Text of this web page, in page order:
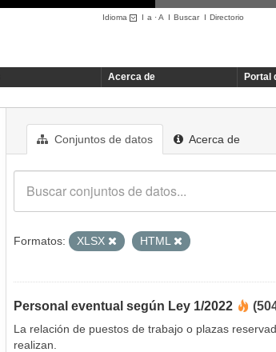
Idioma I a ·A I BuscarI Directorio
Acerca de Portal
Conjuntos de datos Acerca de
Formatos: XLSX HTML
Personal eventual según Ley 1/2022
La relación de puestos de trabajo o plazas
realizan.